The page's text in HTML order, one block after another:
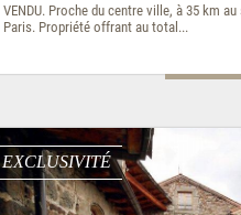
VENDU. Proche du centre ville, à 35 km
Paris. Propriété offrant au total...
EXCLUSIVITÉ